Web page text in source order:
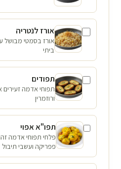
אורז לנטריה
אורז בסמטי מבושל
ביתי
תפודים
תפוחי אדמה זעירים
ורוזמרין
תפו"א אפוי
פלחי תפוחי אדמה
פפריקה ועשבי תיבול